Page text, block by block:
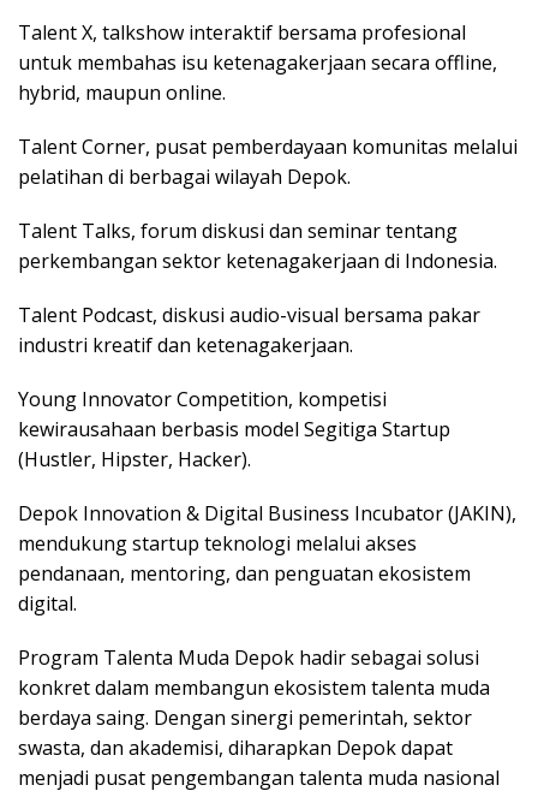
Talent X, talkshow interaktif bersama profesional
untuk membahas isu ketenagakerjaan secara offline,
hybrid, maupun online.
Talent Corner, pusat pemberdayaan komunitas melalui
pelatihan di berbagai wilayah Depok.
Talent Talks, forum diskusi dan seminar tentang
perkembangan sektor ketenagakerjaan di Indonesia.
Talent Podcast, diskusi audio-visual bersama pakar
industri kreatif dan ketenagakerjaan.
Young Innovator Competition, kompetisi
kewirausahaan berbasis model Segitiga Startup
(Hustler, Hipster, Hacker).
Depok Innovation & Digital Business Incubator (JAKIN),
mendukung startup teknologi melalui akses
pendanaan, mentoring, dan penguatan ekosistem
digital.
Program Talenta Muda Depok hadir sebagai solusi
konkret dalam membangun ekosistem talenta muda
berdaya saing. Dengan sinergi pemerintah, sektor
swasta, dan akademisi, diharapkan Depok dapat
menjadi pusat pengembangan talenta muda nasional